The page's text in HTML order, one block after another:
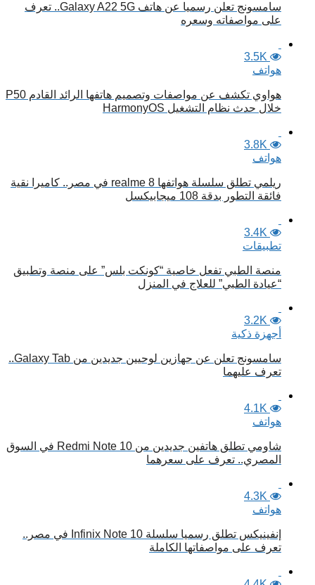
سامسونج تعلن رسميا عن هاتف Galaxy A22 5G.. تعرف
على مواصفاته وسعره
3.5K
هواتف
هواوي تكشف عن مواصفات وتصميم هاتفها الرائد القادم P50
خلال حدث نظام التشغيل HarmonyOS
3.8K
هواتف
ريلمي تطلق سلسلة هواتفها realme 8 في مصر.. كاميرا نقية
فائقة التطور بدقة 108 ميجابيكسل
3.4K
تطبيقات
منصة الطبي تفعل خاصية “كونكت بلس” على منصة وتطبيق
“عيادة الطبي” للعلاج في المنزل
3.2K
أجهزة ذكية
سامسونج تعلن عن جهازين لوحيين جديدين من Galaxy Tab..
تعرف عليهما
4.1K
هواتف
شاومي تطلق هاتفين جديدين من Redmi Note 10 في السوق
المصري.. تعرف على سعرهما
4.3K
هواتف
إنفينيكس تطلق رسميا سلسلة Infinix Note 10 في مصر..
تعرف على مواصفاتها الكاملة